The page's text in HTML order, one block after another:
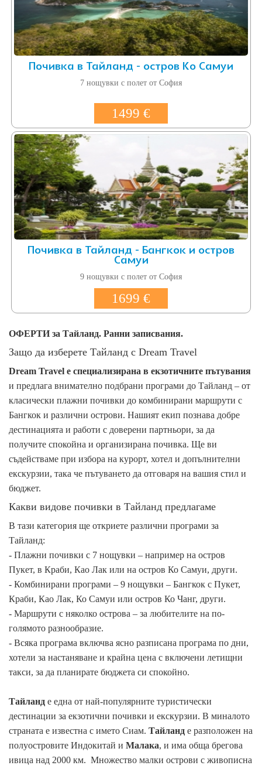
Почивка в Тайланд - остров Ко Самуи
7 нощувки с полет от София
1499 €
Почивка в Тайланд - Бангкок и остров
Самуи
9 нощувки с полет от София
1699 €
ОФЕРТИ за Тайланд. Ранни записвания.
Защо да изберете Тайланд с Dream Travel
Dream Travel е специализирана в екзотичните пътувания
и предлага внимателно подбрани програми до Тайланд – от
класически плажни почивки до комбинирани маршрути с
Бангкок и различни острови. Нашият екип познава добре
дестинацията и работи с доверени партньори, за да
получите спокойна и организирана почивка. Ще ви
съдействаме при избора на курорт, хотел и допълнителни
екскурзии, така че пътуването да отговаря на вашия стил и
бюджет.
Какви видове почивки в Тайланд предлагаме
В тази категория ще откриете различни програми за
Тайланд:
- Плажни почивки с 7 нощувки – например на остров
Пукет, в Краби, Као Лак или на остров Ко Самуи, други.
- Комбинирани програми – 9 нощувки – Бангкок с Пукет,
Краби, Као Лак, Ко Самуи или остров Ко Чанг, други.
- Маршрути с няколко острова – за любителите на по-
голямото разнообразие.
- Всяка програма включва ясно разписана програма по дни,
хотели за настаняване и крайна цена с включени летищни
такси, за да планирате бюджета си спокойно.
Тайланд е една от най-популярните туристически
дестинации за екзотични почивки и екскурзии. В миналото
страната е известна с името Сиам. Тайланд е разположен на
полуостровите Индокитай и Малака, и има обща брегова
ивица над 2000 км. Множество малки острови с живописна